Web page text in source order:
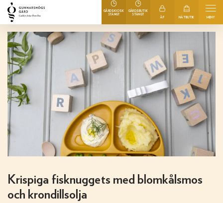
MENY
NÄTBUTIK
ÅF
GÅRDSBUTIK
STÄNGT
GÅRDSKIOSK
STÄNGT
Krispiga fisknuggets med blomkålsmos
och krondillsolja